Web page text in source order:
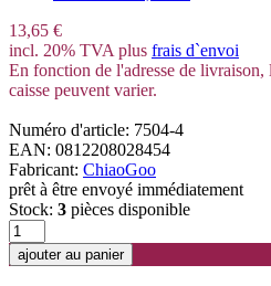
13,65 €
incl. 20% TVA plus frais d`envoi
En fonction de l'adresse de
caisse peuvent varier.
Numéro d'article: 7504-4
EAN: 0812208028454
Fabricant: ChiaoGoo
prêt à être envoyé immédiatement
Stock: 3 pièces disponible